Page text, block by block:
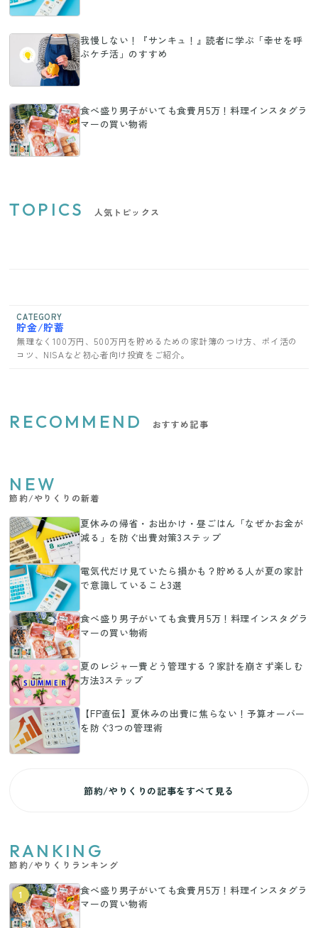
我慢しない！『サンキュ！』読者に学ぶ「幸せを呼
ぶケチ活」のすすめ
食べ盛り男子がいても食費月5万！料理インスタグラ
マーの買い物術
TOPICS 人気トピックス
CATEGORY
貯金/貯蓄
無理なく100万円、500万円を貯めるための家計簿のつけ方、ポイ活の
コツ、NISAなど初心者向け投資をご紹介。
RECOMMEND おすすめ記事
NEW
節約/やりくりの新着
夏休みの帰省・お出かけ・昼ごはん「なぜかお金が
減る」を防ぐ出費対策3ステップ
電気代だけ見ていたら損かも？貯める人が夏の家計
で意識していること3選
食べ盛り男子がいても食費月5万！料理インスタグラ
マーの買い物術
夏のレジャー費どう管理する？家計を崩さず楽しむ
方法3ステップ
【FP直伝】夏休みの出費に焦らない！予算オーバー
を防ぐ3つの管理術
節約/やりくりの記事をすべて見る
RANKING
節約/やりくりランキング
1
食べ盛り男子がいても食費月5万！料理インスタグラ
マーの買い物術